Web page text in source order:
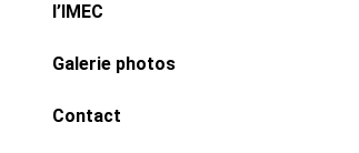
l’IMEC​
Galerie photos
Contact